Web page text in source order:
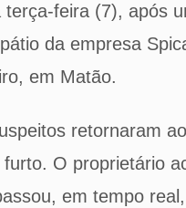
terça-feira (7), após
da empresa
em Matão.
retornaram
O proprietário
em tempo